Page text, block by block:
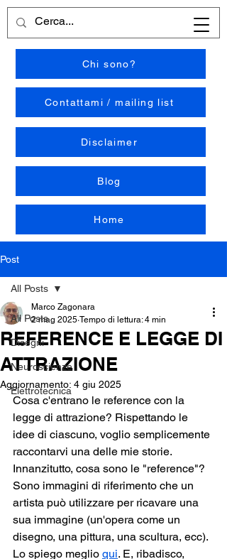
Contattami / mailing list
Chi sono?
Disclaimer
Home
Blog
Post
All Posts
Disegni
Neuroscienze
Elettrotecnica
All Posts
REFERENCE E LEGGE DI
ATTRAZIONE
Marco Zagonara
2 mag 2025 Tempo di lettura: 4 min
Aggiornamento: 4 giu 2025
Cosa c'entrano le reference con la
legge di attrazione? Rispettando le
idee di ciascuno, voglio semplicemente
raccontarvi una delle mie storie.
Innanzitutto, cosa sono le "reference"?
Sono immagini di riferimento che un
artista può utilizzare per ricavare una
sua immagine (un'opera come un
disegno, una pittura, una scultura, ecc).
Lo spiego meglio qui. E, ribadisco,